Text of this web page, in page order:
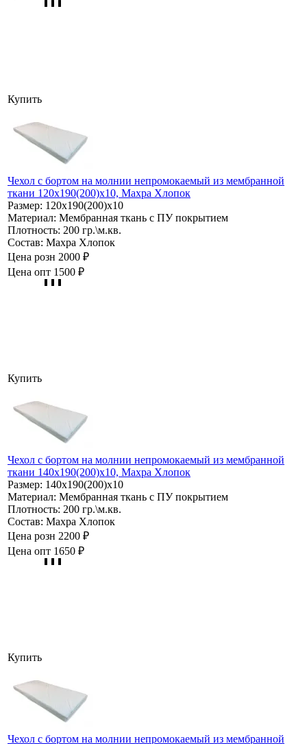
Купить
Чехол с бортом на молнии непромокаемый из мембранной
ткани 120х190(200)х10, Махра Хлопок
Размер: 120х190(200)х10
Материал: Мембранная ткань с ПУ покрытием
Плотность: 200 гр.\м.кв.
Состав: Махра Хлопок
Цена розн 2000 ₽
Цена опт 1500 ₽
Купить
Чехол с бортом на молнии непромокаемый из мембранной
ткани 140х190(200)х10, Махра Хлопок
Размер: 140х190(200)х10
Материал: Мембранная ткань с ПУ покрытием
Плотность: 200 гр.\м.кв.
Состав: Махра Хлопок
Цена розн 2200 ₽
Цена опт 1650 ₽
Купить
Чехол с бортом на молнии непромокаемый из мембранной